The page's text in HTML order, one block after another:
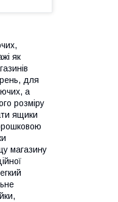
як
для
а
розміру
ящики
магазину